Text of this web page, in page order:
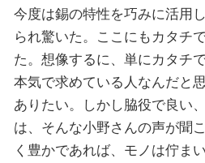
今度は錫の特性を巧みに活用
られ驚いた。ここにもカタチ
た。想像するに、単にカタチ
本気で求めている人なんだと
ありたい。しかし脇役で良い
は、そんな小野さんの声が聞
く豊かであれば、モノは佇ま